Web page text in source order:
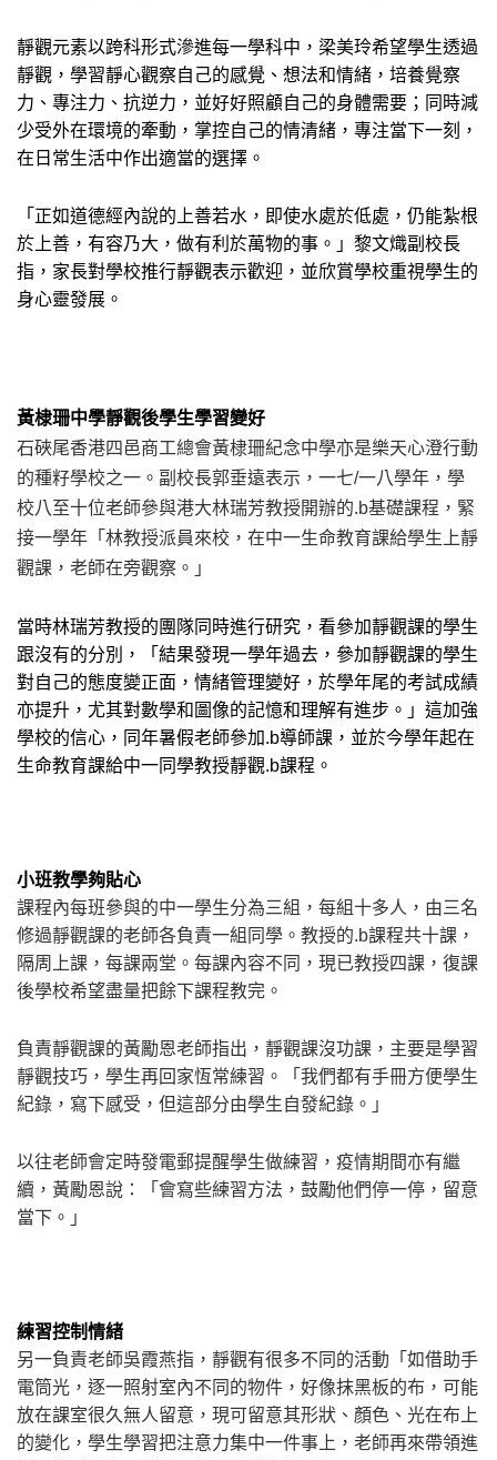
靜觀元素以跨科形式滲進每一學科中，梁美玲希望學生透過
靜觀，學習靜心觀察自己的感覺、想法和情緒，培養覺察
力、專注力、抗逆力，並好好照顧自己的身體需要；同時減
少受外在環境的牽動，掌控自己的情清緒，專注當下一刻，
在日常生活中作出適當的選擇。
「正如道德經內說的上善若水，即使水處於低處，仍能紮根
於上善，有容乃大，做有利於萬物的事。」黎文熾副校長
指，家長對學校推行靜觀表示歡迎，並欣賞學校重視學生的
身心靈發展。
黃棣珊中學靜觀後學生學習變好
石硤尾香港四邑商工總會黃棣珊紀念中學亦是樂天心澄行動
的種籽學校之一。副校長郭垂遠表示， 一七/一八學年，學
校八至十位老師參與港大林瑞芳教授開辦的.b基礎課程，緊
接一學年「林教授派員來校，在中一生命教育課給學生上靜
觀課，老師在旁觀察。」
當時林瑞芳教授的團隊同時進行研究，看參加靜觀課的學生
跟沒有的分別，「結果發現一學年過去，參加靜觀課的學生
對自己的態度變正面，情緒管理變好，於學年尾的考試成績
亦提升，尤其對數學和圖像的記憶和理解有進步。」這加強
學校的信心，同年暑假老師參加.b導師課，並於今學年起在
生命教育課給中一同學教授靜觀.b課程 。
小班教學夠貼心
課程內每班參與的中一學生分為三組，每組十多人，由三名
修過靜觀課的老師各負責一組同學。教授的.b課程共十課，
隔周上課，每課兩堂。每課內容不同，現已教授四課，復課
後學校希望盡量把餘下課程教完。
負責靜觀課的黃勵恩老師指出，靜觀課沒功課，主要是學習
靜觀技巧，學生再回家恆常練習。「我們都有手冊方便學生
紀錄，寫下感受，但這部分由學生自發紀錄。」
以往老師會定時發電郵提醒學生做練習，疫情期間亦有繼
續，黃勵恩說：「會寫些練習方法，鼓勵他們停一停，留意
當下。」
練習控制情緒
另一負責老師吳霞燕指，靜觀有很多不同的活動「如借助手
電筒光，逐一照射室內不同的物件，好像抹黑板的布，可能
放在課室很久無人留意，現可留意其形狀、顏色、光在布上
的變化，學生學習把注意力集中一件事上，老師再來帶領進